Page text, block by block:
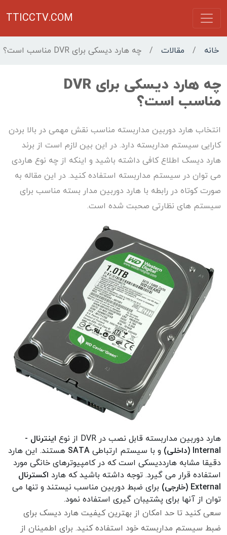
TTICCTV.COM
خانه / مقالات / چه هارد دیسکی برای DVR مناسب است؟
چه هارد دیسکی برای DVR
مناسب است؟
انتخاب هارد دوربین مداربسته مناسب نقش مهمی در بالا بردن
کارایی سیستم مداربسته دارد. در این بین لازم است از برند
هارد دیسک اطلاع کافی داشته باشید و اینکه از چه نوع هاردی
می توان در سیستم مداربسته استفاده کنید. در این مقاله به
صورت کوتاه در رابطه با هارد دوربین مدار بسته مناسب برای
سیستم های نظارتی صحبت شده است.
هارد دوربین مداربسته قابل نصب در DVR از نوع
اینترنال -
Internal (داخلی)
و با سیستم ارتباطی SATA هستند. این هارد
دقیقا مشابه هارددیسکی است که در کامپیوترهای خانگی مورد
استفاده قرار می گیرد. توجه داشته باشید که هارد اکسترنال
External (خارجی)
برای ضبط دوربین مناسب نیستند و تنها می
توان از آنها برای پشتیبان گیری استفاده نمود.
سعی کنید تا حد امکان از بهترین کیفیت هارد دیسک برای
ضبط سیستم مداربسته خود استفاده کنید. برای اطمینان از